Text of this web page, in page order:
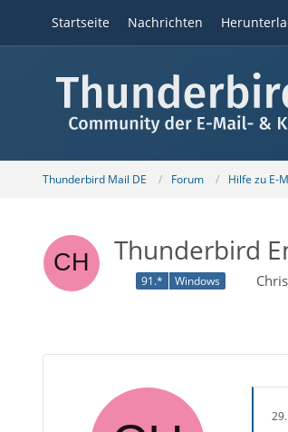
Startseite Nachrichten
Thunderbird Mail DE Forum Hilfe zu E-
Thunderbird
91.* Windows